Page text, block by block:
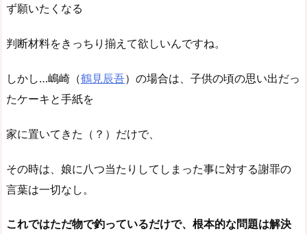
ず願いたくなる
判断材料をきっちり揃えて欲しいんですね。
しかし…嶋崎（鶴見辰吾）の場合は、子供の頃の思い出だっ
たケーキと手紙を
家に置いてきた（？）だけで、
その時は、娘に八つ当たりしてしまった事に対する謝罪の
言葉は一切なし。
これではただ物で釣っているだけで、根本的な問題は解決